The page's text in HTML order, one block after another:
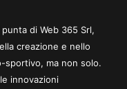
di Web 365 Srl,
creazione e nello
sportivo, ma non solo.
innovazioni